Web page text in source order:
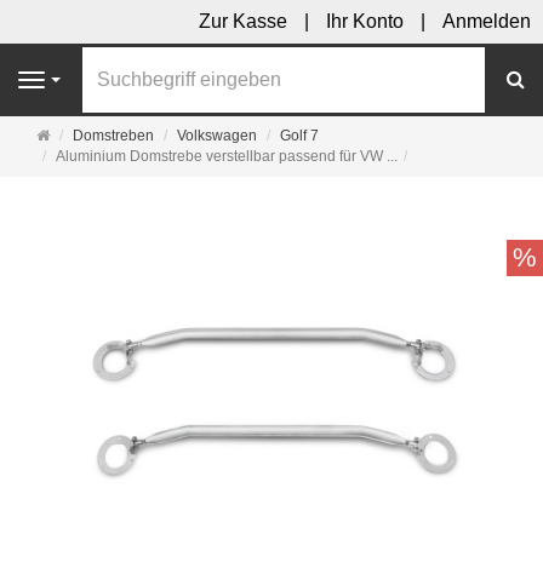
Zur Kasse Ihr Konto Anmelden
Navigation
Startseite
Domstreben Volkswagen
Golf 7
Aluminium Domstrebe verstellbar passend für VW ...
%